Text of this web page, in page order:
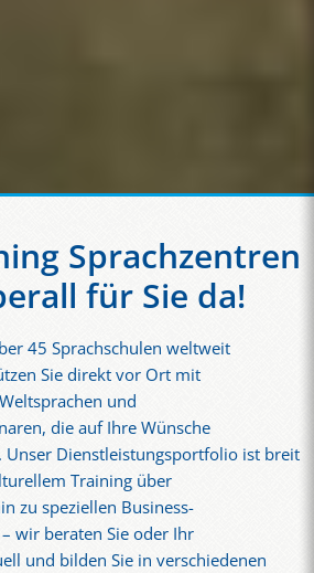
Sprachzentren
für Sie da!
45 Sprachschulen weltweit
Sie direkt vor Ort mit
und
die auf Ihre Wünsche
Unser Dienstleistungsportfolio ist breit
Training über
zu speziellen Business-
wir beraten Sie oder Ihr
und bilden Sie in verschiedenen